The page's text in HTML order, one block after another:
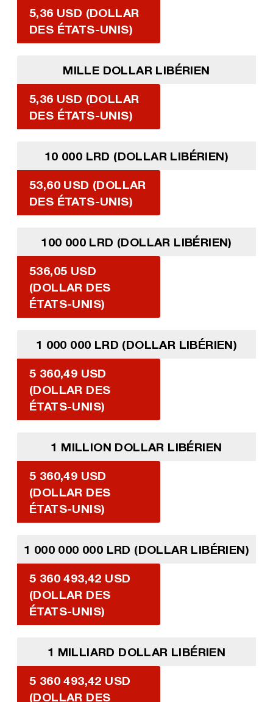
5,36 USD (DOLLAR
DES ÉTATS-UNIS)
MILLE DOLLAR LIBÉRIEN
5,36 USD (DOLLAR
DES ÉTATS-UNIS)
10 000 LRD (DOLLAR LIBÉRIEN)
53,60 USD (DOLLAR
DES ÉTATS-UNIS)
100 000 LRD (DOLLAR LIBÉRIEN)
536,05 USD
(DOLLAR DES
ÉTATS-UNIS)
1 000 000 LRD (DOLLAR LIBÉRIEN)
5 360,49 USD
(DOLLAR DES
ÉTATS-UNIS)
1 MILLION DOLLAR LIBÉRIEN
5 360,49 USD
(DOLLAR DES
ÉTATS-UNIS)
1 000 000 000 LRD (DOLLAR LIBÉRIEN)
5 360 493,42 USD
(DOLLAR DES
ÉTATS-UNIS)
1 MILLIARD DOLLAR LIBÉRIEN
5 360 493,42 USD
(DOLLAR DES